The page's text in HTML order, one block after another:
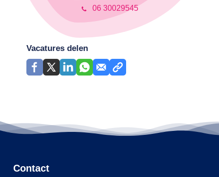
06 30029545
Vacatures delen
Contact